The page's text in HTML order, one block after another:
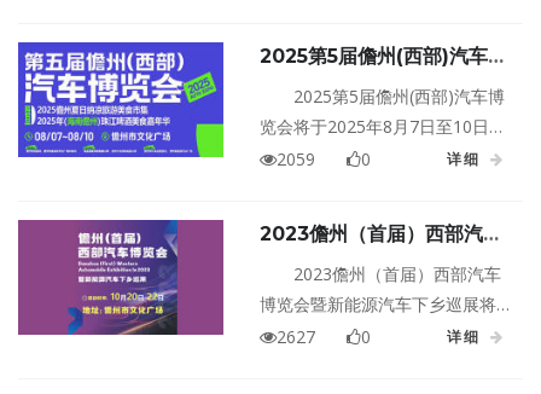
2025第5届儋州(西部)汽车博
览会2025第5届儋州(西部)汽车博
览会将于2025年8月7日至10日在
海南儋州市文化广场盛大举行！
2059 0 详细
2023儋州（首届）西部汽车
博览会暨新能源汽车下乡巡展
2023儋州（首届）西部汽车
博览会暨新能源汽车下乡巡展将
于2023年10月20日至22日在海南
2627 0 详细